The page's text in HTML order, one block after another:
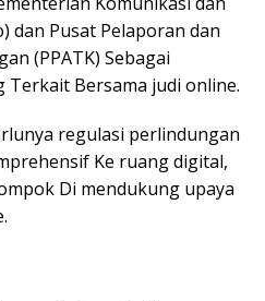
dan Pusat Pelaporan dan
(PPATK) Sebagai
Terkait Bersama judi online.
regulasi perlindungan
Ke ruang digital,
Di mendukung upaya